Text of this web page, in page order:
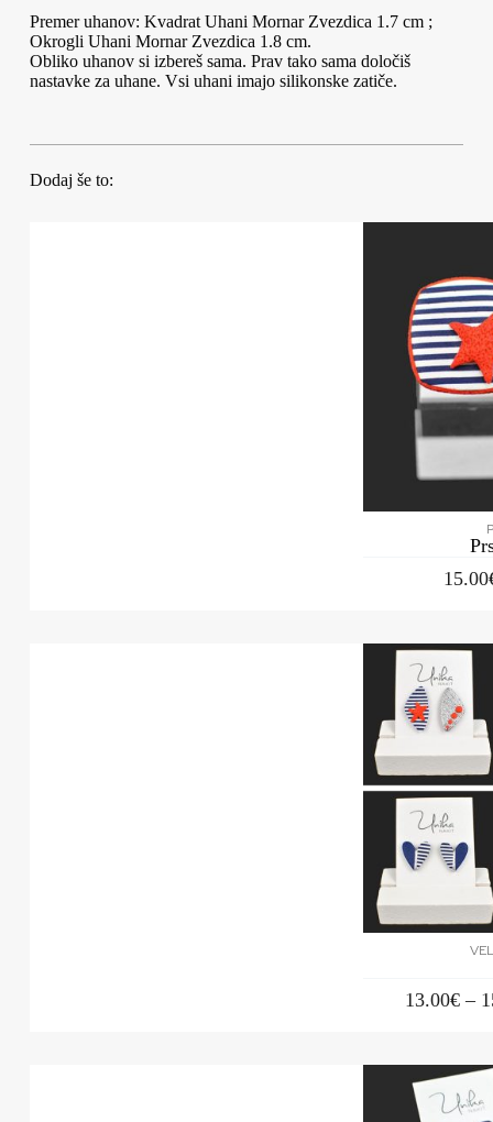
Premer uhanov: Kvadrat Uhani Mornar Zvezdica 1.7 cm ;
Okrogli Uhani Mornar Zvezdica 1.8 cm.
Obliko uhanov si izbereš sama. Prav tako sama določiš
nastavke za uhane. Vsi uhani imajo silikonske zatiče.
Dodaj še to:
15.00
13.00€ –